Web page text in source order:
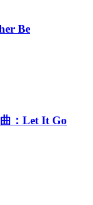
Be
：Let It Go